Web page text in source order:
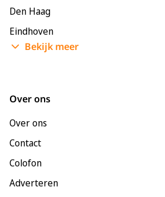
Den Haag
Eindhoven
Enschede
Bekijk meer
Over ons
Over ons
Contact
Colofon
Adverteren